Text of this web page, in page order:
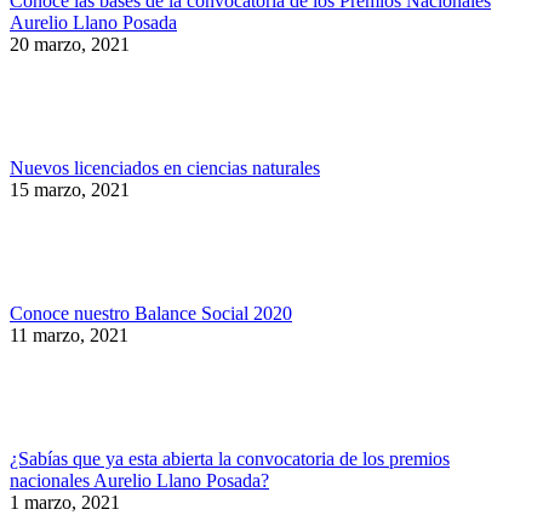
Aurelio Llano Posada
20 marzo, 2021
Nuevos licenciados en ciencias naturales
15 marzo, 2021
Conoce nuestro Balance Social 2020
11 marzo, 2021
¿Sabías que ya esta abierta la convocatoria de los premios
nacionales Aurelio Llano Posada?
1 marzo, 2021